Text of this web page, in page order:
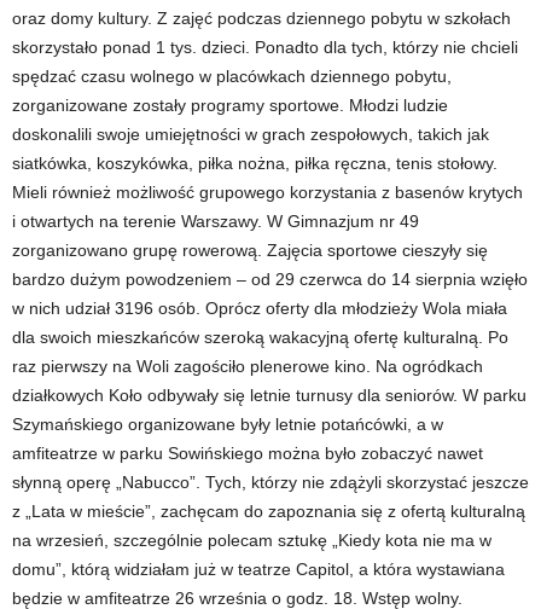
oraz domy kultury. Z zajęć podczas dziennego pobytu w szkołach
skorzystało ponad 1 tys. dzieci. Ponadto dla tych, którzy nie chcieli
spędzać czasu wolnego w placówkach dziennego pobytu,
zorganizowane zostały programy sportowe. Młodzi ludzie
doskonalili swoje umiejętności w grach zespołowych, takich jak
siatkówka, koszykówka, piłka nożna, piłka ręczna, tenis stołowy.
Mieli również możliwość grupowego korzystania z basenów krytych
i otwartych na terenie Warszawy. W Gimnazjum nr 49
zorganizowano grupę rowerową. Zajęcia sportowe cieszyły się
bardzo dużym powodzeniem – od 29 czerwca do 14 sierpnia wzięło
w nich udział 3196 osób. Oprócz oferty dla młodzieży Wola miała
dla swoich mieszkańców szeroką wakacyjną ofertę kulturalną. Po
raz pierwszy na Woli zagościło plenerowe kino. Na ogródkach
działkowych Koło odbywały się letnie turnusy dla seniorów. W parku
Szymańskiego organizowane były letnie potańcówki, a w
amfiteatrze w parku Sowińskiego można było zobaczyć nawet
słynną operę „Nabucco”. Tych, którzy nie zdążyli skorzystać jeszcze
z „Lata w mieście”, zachęcam do zapoznania się z ofertą kulturalną
na wrzesień, szczególnie polecam sztukę „Kiedy kota nie ma w
domu”, którą widziałam już w teatrze Capitol, a która wystawiana
będzie w amfiteatrze 26 września o godz. 18. Wstęp wolny.